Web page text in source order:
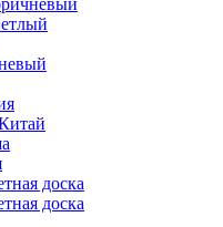
доска
доска